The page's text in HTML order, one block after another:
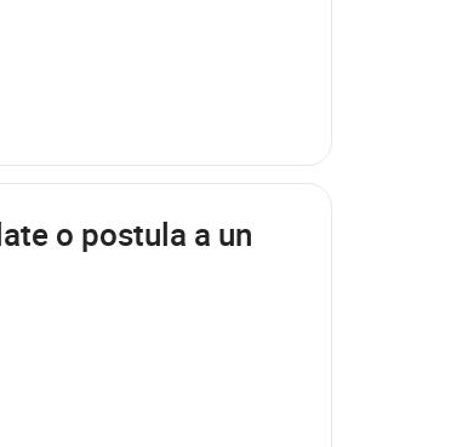
o postula a un